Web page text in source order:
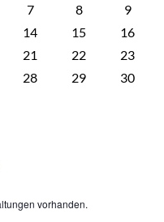
7 8
9
14 15
16
21 22
23
28 29
30
vorhanden.